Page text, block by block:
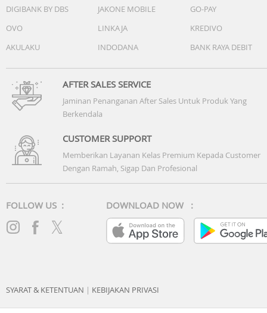
DIGIBANK BY DBS
JAKONE MOBILE
GO-PAY
OVO
LINKAJA
KREDIVO
AKULAKU
INDODANA BANK RAYA DEBIT
AFTER SALES SERVICE
Jaminan Penanganan After Sales Untuk Produk Yang
Berkendala
CUSTOMER SUPPORT
Memberikan Layanan Kelas Premium Kepada Customer
Dengan Ramah, Sigap Dan Profesional
FOLLOW US : DOWNLOAD NOW :
SYARAT & KETENTUAN | KEBIJAKAN PRIVASI